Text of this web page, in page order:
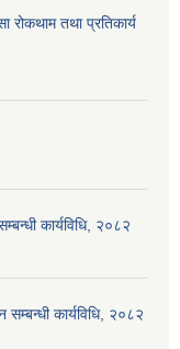
तथा प्रतिकार्य
कार्यविधि, २०८२
सम्बन्धी कार्यविधि, २०८२